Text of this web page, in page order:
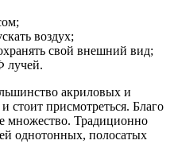
воздух;
свой внешний вид;
лучей.
акриловых и
стоит присмотреться. Благо
множество. Традиционно
однотонных, полосатых